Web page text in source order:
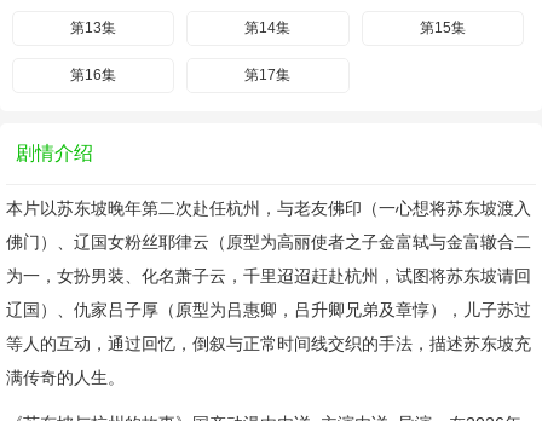
第13集 第14集 第15集
第16集 第17集
剧情介绍
本片以苏东坡晚年第二次赴任杭州，与老友佛印（一心想将苏东坡渡入
佛门）、辽国女粉丝耶律云（原型为高丽使者之子金富轼与金富辙合二
为一，女扮男装、化名萧子云，千里迢迢赶赴杭州，试图将苏东坡请回
辽国）、仇家吕子厚（原型为吕惠卿，吕升卿兄弟及章惇），儿子苏过
等人的互动，通过回忆，倒叙与正常时间线交织的手法，描述苏东坡充
满传奇的人生。